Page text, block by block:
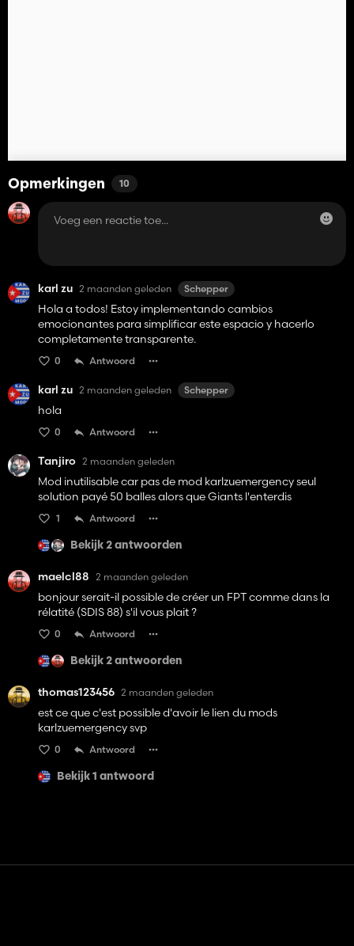
Opmerkingen 10
karl zu 2 maanden geleden Schepper
Hola a todos! Estoy implementando cambios
emocionantes para simplificar este espacio y hacerlo
completamente transparente.
0 Antwoord
karl zu 2 maanden geleden Schepper
hola
0 Antwoord
Tanjiro 2 maanden geleden
Mod inutilisable car pas de mod karlzuemergency seul
solution payé 50 balles alors que Giants l'enterdis
1 Antwoord
Bekijk 2 antwoorden
maelcl88 2 maanden geleden
bonjour serait-il possible de créer un FPT comme dans la
rélatité (SDIS 88) s'il vous plait ?
0 Antwoord
Bekijk 2 antwoorden
thomas123456 2 maanden geleden
est ce que c'est possible d'avoir le lien du mods
karlzuemergency svp
0 Antwoord
Bekijk 1 antwoord